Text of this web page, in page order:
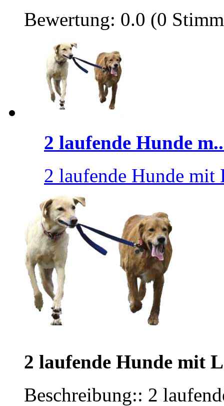
Bewertung: 0.0 (0
2 laufende Hunde
2 laufende Hunde mit
2 laufende Hunde mit
Beschreibung:: 2